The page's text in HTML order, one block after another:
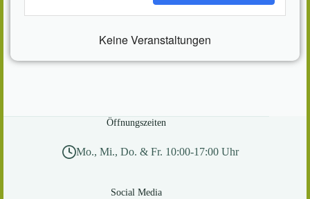
Keine Veranstaltungen
Öffnungszeiten
Mo., Mi., Do. & Fr. 10:00-17:00 Uhr
Social Media